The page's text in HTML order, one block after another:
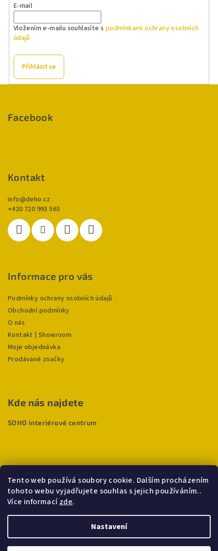
Tento web používá soubory cookie. Dalším procházením
tohoto webu vyjadřujete souhlas s jejich používáním..
Více informacízde.
Nastavení
E-mail
Vložením e-mailu souhlasíte s podmínkami ochrany osobních
údajů
Přihlásit se
Facebook
Kontakt
info@deho.cz
+420 720 993 563
Informace pro vás
Podmínky ochrany osobních údajů
Obchodní podmínky
O nás
Kontakt | Showroom
Moje objednávka
Prodávané značky
Kde nás najdete
SOHO interiérové centrum